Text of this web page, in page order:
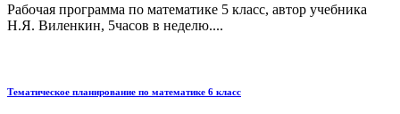
Рабочая программа по математике 5 класс, автор учебника
Н.Я. Виленкин, 5часов в неделю....
Тематическое планирование по математике 6 класс